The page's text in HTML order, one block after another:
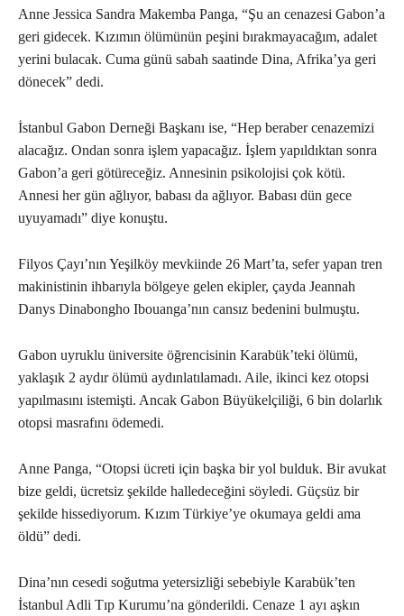
Anne Jessica Sandra Makemba Panga, “Şu an cenazesi Gabon’a
geri gidecek. Kızımın ölümünün peşini bırakmayacağım, adalet
yerini bulacak. Cuma günü sabah saatinde Dina, Afrika’ya geri
dönecek” dedi.
İstanbul Gabon Derneği Başkanı ise, “Hep beraber cenazemizi
alacağız. Ondan sonra işlem yapacağız. İşlem yapıldıktan sonra
Gabon’a geri götüreceğiz. Annesinin psikolojisi çok kötü.
Annesi her gün ağlıyor, babası da ağlıyor. Babası dün gece
uyuyamadı” diye konuştu.
Filyos Çayı’nın Yeşilköy mevkiinde 26 Mart’ta, sefer yapan tren
makinistinin ihbarıyla bölgeye gelen ekipler, çayda Jeannah
Danys Dinabongho Ibouanga’nın cansız bedenini bulmuştu.
Gabon uyruklu üniversite öğrencisinin Karabük’teki ölümü,
yaklaşık 2 aydır ölümü aydınlatılamadı. Aile, ikinci kez otopsi
yapılmasını istemişti. Ancak Gabon Büyükelçiliği, 6 bin dolarlık
otopsi masrafını ödemedi.
Anne Panga, “Otopsi ücreti için başka bir yol bulduk. Bir avukat
bize geldi, ücretsiz şekilde halledeceğini söyledi. Güçsüz bir
şekilde hissediyorum. Kızım Türkiye’ye okumaya geldi ama
öldü” dedi.
Dina’nın cesedi soğutma yetersizliği sebebiyle Karabük’ten
İstanbul Adli Tıp Kurumu’na gönderildi. Cenaze 1 ayı aşkın